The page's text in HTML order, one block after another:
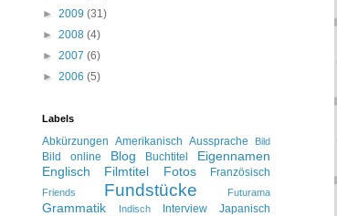
► 2009 (31)
► 2008 (4)
► 2007 (6)
► 2006 (5)
Labels
Abkürzungen Amerikanisch Aussprache Bild
Bild online Blog Buchtitel
Eigennamen
Englisch
Filmtitel Fotos Französisch
Friends Fundstücke Futurama
Grammatik Indisch Interview Japanisch